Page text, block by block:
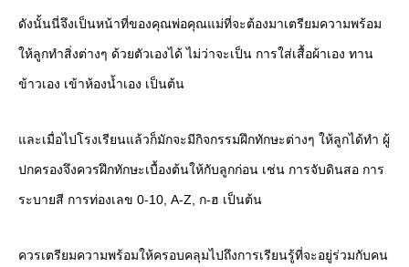
ดังนั้นนี่จึงเป็นหน้าที่ของคุณพ่อคุณแม่ที่จะต้องมาเตรียมความพร้อม
ให้ลูกทำสิ่งต่างๆ ด้วยตัวเองได้ ไม่ว่าจะเป็น การใส่เสื้อผ้าเอง ทาน
ข้าวเอง เข้าห้องน้ำเอง เป็นต้น
และเมื่อไปโรงเรียนแล้วก็มักจะมีกิจกรรมฝึกทักษะต่างๆ ให้ลูกได้ทำ ผู้
ปกครองจึงควรฝึกทักษะเบื้องต้นให้กับลูกก่อน เช่น การจับดินสอ การ
ระบายสี การท่องเลข 0-10, A-Z, ก-ฮ เป็นต้น
ควรเตรียมความพร้อมให้ครอบคลุมไปถึงการเรียนรู้ที่จะอยู่ร่วมกับคน